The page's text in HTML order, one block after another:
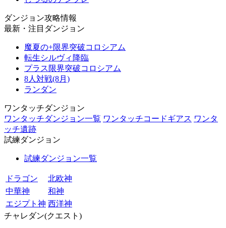
ダンジョン攻略情報
最新・注目ダンジョン
魔夏の+限界突破コロシアム
転生シルヴィ降臨
プラス限界突破コロシアム
8人対戦(8月)
ランダン
ワンタッチダンジョン
ワンタッチダンジョン一覧 ワンタッチコードギアス ワンタ
ッチ遺跡
試練ダンジョン
試練ダンジョン一覧
ドラゴン
北欧神
中華神
和神
エジプト神 西洋神
チャレダン(クエスト)